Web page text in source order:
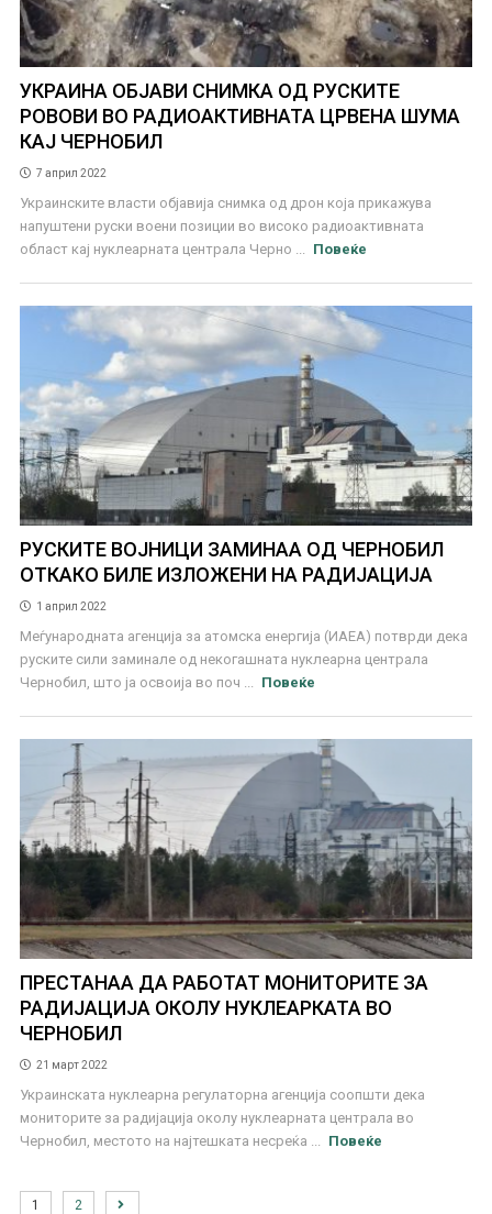
УКРАИНА ОБЈАВИ СНИМКА ОД РУСКИТЕ
РОВОВИ ВО РАДИОАКТИВНАТА ЦРВЕНА ШУМА
КАЈ ЧЕРНОБИЛ
7 април 2022
Украинските власти објавија снимка од дрон која прикажува
напуштени руски воени позиции во високо радиоактивната
област кај нуклеарната централа Черно ...
Повеќе
РУСКИТЕ ВОЈНИЦИ ЗАМИНАА ОД ЧЕРНОБИЛ
ОТКАКО БИЛЕ ИЗЛОЖЕНИ НА РАДИЈАЦИЈА
1 април 2022
Меѓународната агенција за атомска енергија (ИАЕА) потврди дека
руските сили заминале од некогашната нуклеарна централа
Чернобил, што ја освоија во поч ...
Повеќе
ПРЕСТАНАА ДА РАБОТАТ МОНИТОРИТЕ ЗА
РАДИЈАЦИЈА ОКОЛУ НУКЛЕАРКАТА ВО
ЧЕРНОБИЛ
21 март 2022
Украинската нуклеарна регулаторна агенција соопшти дека
мониторите за радијација околу нуклеарната централа во
Чернобил, местото на најтешката несреќа ...
Повеќе
1 2